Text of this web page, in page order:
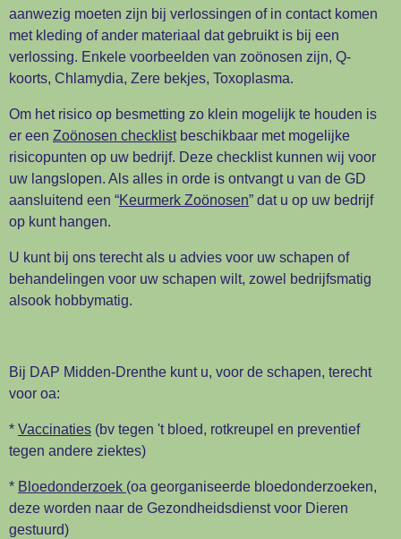
aanwezig moeten zijn bij verlossingen of in contact komen
met kleding of ander materiaal dat gebruikt is bij een
verlossing. Enkele voorbeelden van zoönosen zijn, Q-
koorts, Chlamydia, Zere bekjes, Toxoplasma.
Om het risico op besmetting zo klein mogelijk te houden is
er een Zoönosen checklistbeschikbaar met mogelijke
risicopunten op uw bedrijf. Deze checklist kunnen wij voor
uw langslopen. Als alles in orde is ontvangt u van de GD
aansluitend een “Keurmerk Zoönosen” dat u op uw bedrijf
op kunt hangen.
U kunt bij ons terecht als u advies voor uw schapen of
behandelingen voor uw schapen wilt, zowel bedrijfsmatig
alsook hobbymatig.
Bij DAP Midden-Drenthe kunt u, voor de schapen, terecht
voor oa:
* Vaccinaties (bv tegen 't bloed, rotkreupel en preventief
tegen andere ziektes)
* Bloedonderzoek (oa georganiseerde bloedonderzoeken,
deze worden naar de Gezondheidsdienst voor Dieren
gestuurd)